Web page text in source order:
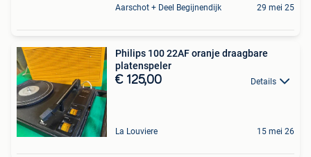
Aarschot + Deel Begijnendijk 29 mei 25
Philips 100 22AF oranje draagbare
platenspeler
€ 125,00 Details
La Louviere 15 mei 26